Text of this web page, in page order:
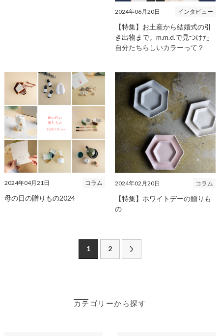
2024年06月20日 インタビュー
【特集】お土産から結婚式の引
き出物まで。m.m.d.で見つけた
自分たちらしいカラーって？
2024年04月21日 コラム
母の日の贈りもの2024
2024年02月20日 コラム
【特集】ホワイトデーの贈りも
の
1 2
カテゴリーから探す